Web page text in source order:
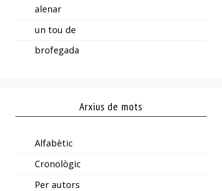
alenar
un tou de
brofegada
Arxius de mots
Alfabètic
Cronològic
Per autors